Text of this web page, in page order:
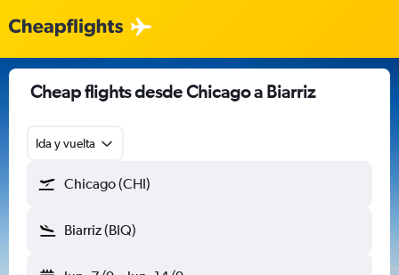
Cheap flights desde Chicago a Biarriz
Ida y vuelta
Chicago (CHI)
Biarriz (BIQ)